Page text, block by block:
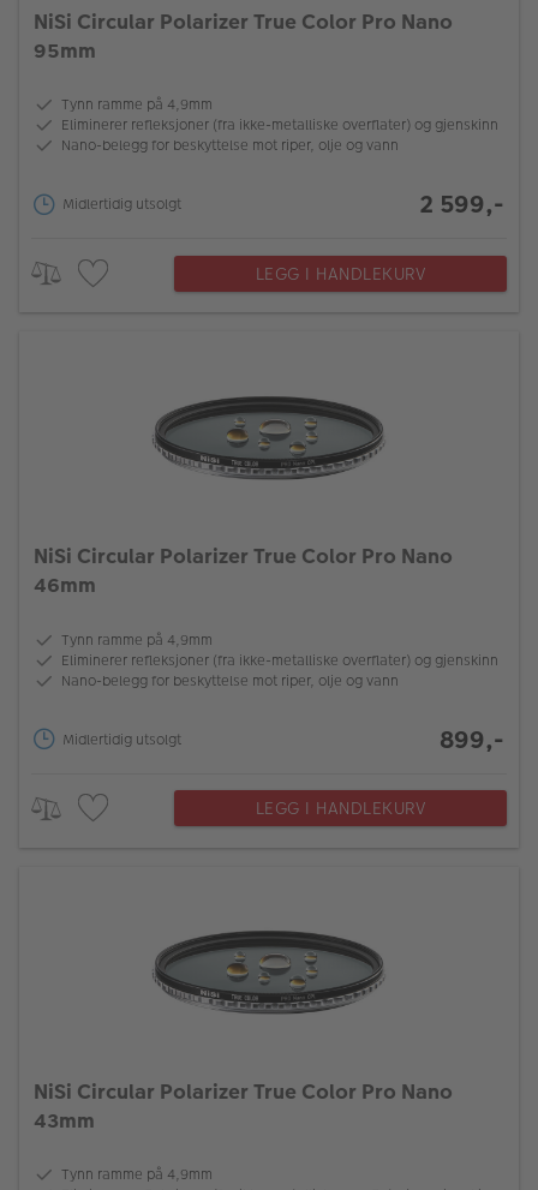
NiSi Circular Polarizer True Color Pro Nano
95mm
Tynn ramme på 4,9mm
Eliminerer refleksjoner (fra ikke-metalliske overflater) og gjenskinn
Nano-belegg for beskyttelse mot riper, olje og vann
Midlertidig utsolgt 2 599,-
LEGG I HANDLEKURV
NiSi Circular Polarizer True Color Pro Nano
46mm
Tynn ramme på 4,9mm
Eliminerer refleksjoner (fra ikke-metalliske overflater) og gjenskinn
Nano-belegg for beskyttelse mot riper, olje og vann
Midlertidig utsolgt 899,-
LEGG I HANDLEKURV
NiSi Circular Polarizer True Color Pro Nano
43mm
Tynn ramme på 4,9mm